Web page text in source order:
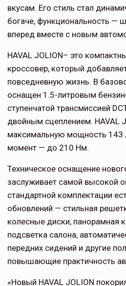
вкусам. Его стиль стал
богаче, функциональность —
вперед вместе с новым
HAVAL JOLION– это
кроссовер, который
повседневную жизнь. В
оснащен 1.5-литровым
ступенчатой трансмиссией
двойным сцеплением. НAVAL
максимальную мощность 143
момент — до 210 Нм.
Техническое оснащение
заслуживает самой высокой
стандартной комплектации
обновлений — стильная
колесные диски, панорамная
подсветка салона,
передних сидений и другие
повышающие практичность
«Новый HAVAL JOLION